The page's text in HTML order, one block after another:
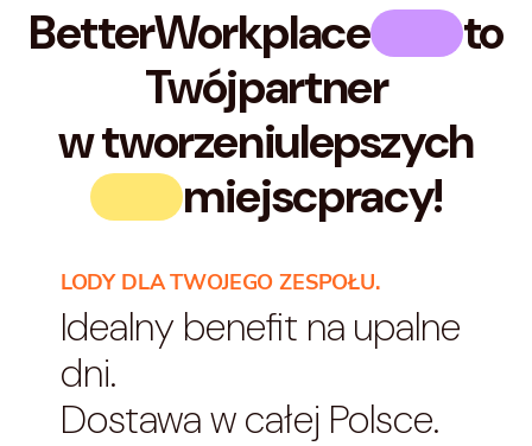
BetterWorkplace
to
Twójpartner
w tworzeniulepszych
miejscpracy!
LODY DLA TWOJEGO ZESPOŁU.
Idealny benefit na upalne
dni.
Dostawa w całej Polsce.